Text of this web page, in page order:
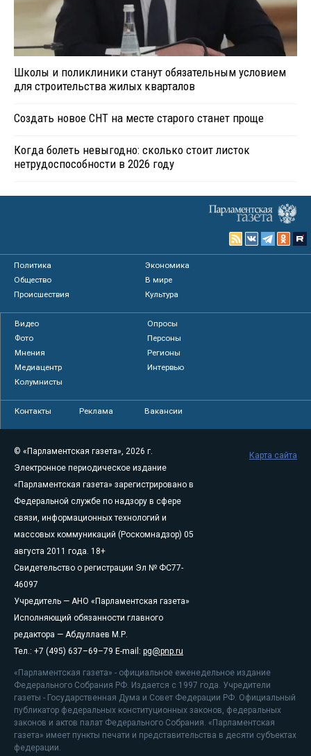
Школы и поликлиники станут обязательным условием
для строительства жилых кварталов
Создать новое СНТ на месте старого станет проще
Когда болеть невыгодно: сколько стоит листок
нетрудоспособности в 2026 году
Политика
Экономика
Общество
В мире
Происшествия
Культура
Видео
Опросы
Фото
Персоны
Мнения
Регионы
Медиацентр
Интервью
Колумнисты
Контакты Реклама Вакансии
© «Парламентская газета», 2026 г.
Электронное периодическое издание
«Парламентская газета» зарегистрировано в
Федеральной службе по надзору в сфере
связи, информационных технологий и
массовых коммуникаций (Роскомнадзор) 05
августа 2011 года. 18+
Свидетельство о регистрации Эл № ФС77-
46097
Учредитель — АНО «Парламентская газета»
Исполняющий обязанности главного
редактора — Абдуллаев М.Р.
Тел.: +7 (495) 637–69–79 E-mail: pg@pnp.ru
«Парламентская газета» - официальное еженедельное издание
Федерального Собрания РФ. Издается с 1997 года. Учредители
газеты - Государственная Дума и Совет Федерации РФ. Официальный
публикатор федеральных конституционных законов, федеральных
законов и актов палат Федерального Собрания. «Парламентская
газета» имеет пункты печати и представительства в десяти субъектах
федерации.
Карта сайта